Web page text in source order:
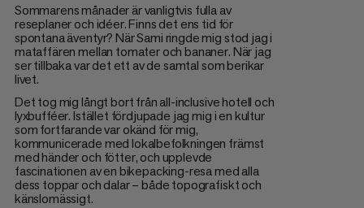
Sommarens månader är vanligtvis fulla av
reseplaner och idéer. Finns det ens tid för
spontana äventyr? När Sami ringde mig stod jag i
mataffären mellan tomater och bananer. När jag
ser tillbaka var det ett av de samtal som berikar
livet.
Det tog mig långt bort från all-inclusive hotell och
lyxbufféer. Istället fördjupade jag mig i en kultur
som fortfarande var okänd för mig,
kommunicerade med lokalbefolkningen främst
med händer och fötter, och upplevde
fascinationen av en bikepacking-resa med alla
dess toppar och dalar – både topografiskt och
känslomässigt.